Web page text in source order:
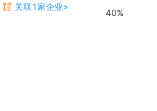
关联1家企业>
40%